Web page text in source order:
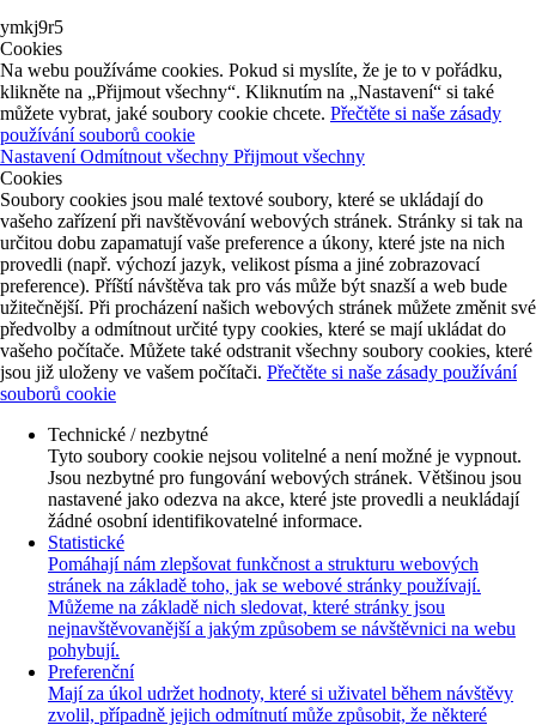
ymkj9r5
Cookies
Na webu používáme cookies. Pokud si myslíte, že je to v pořádku,
klikněte na „Přijmout všechny“. Kliknutím na „Nastavení“ si také
můžete vybrat, jaké soubory cookie chcete. Přečtěte si naše zásady
používání souborů cookie
NastaveníOdmítnout všechny Přijmout všechny
Cookies
Soubory cookies jsou malé textové soubory, které se ukládají do
vašeho zařízení při navštěvování webových stránek. Stránky si tak na
určitou dobu zapamatují vaše preference a úkony, které jste na nich
provedli (např. výchozí jazyk, velikost písma a jiné zobrazovací
preference). Příští návštěva tak pro vás může být snazší a web bude
užitečnější. Při procházení našich webových stránek můžete změnit své
předvolby a odmítnout určité typy cookies, které se mají ukládat do
vašeho počítače. Můžete také odstranit všechny soubory cookies, které
jsou již uloženy ve vašem počítači. Přečtěte si naše zásady používání
souborů cookie
Technické / nezbytné
Tyto soubory cookie nejsou volitelné a není možné je vypnout.
Jsou nezbytné pro fungování webových stránek. Většinou jsou
nastavené jako odezva na akce, které jste provedli a neukládají
žádné osobní identifikovatelné informace.
Statistické
Pomáhají nám zlepšovat funkčnost a strukturu webových
stránek na základě toho, jak se webové stránky používají.
Můžeme na základě nich sledovat, které stránky jsou
nejnavštěvovanější a jakým způsobem se návštěvnici na webu
pohybují.
Preferenční
Mají za úkol udržet hodnoty, které si uživatel během návštěvy
zvolil, případně jejich odmítnutí může způsobit, že některé